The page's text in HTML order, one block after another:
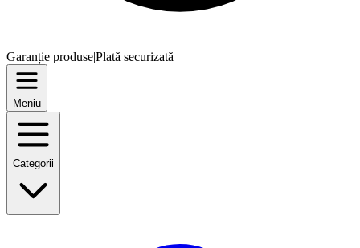
Garanție produse|Plată securizată
Meniu
Categorii